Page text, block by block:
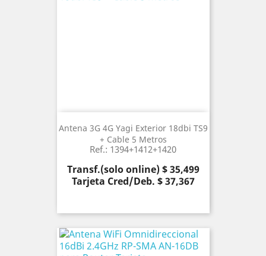
Antena 3G 4G Yagi Exterior 18dbi TS9
+ Cable 5 Metros
Ref.: 1394+1412+1420
Precio
Transf.(solo online) $ 35,499
Tarjeta Cred/Deb. $ 37,367